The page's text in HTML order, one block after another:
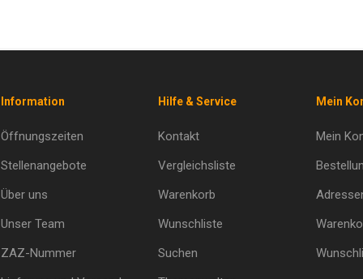
Information
Öffnungszeiten
Stellenangebote
Über uns
Unser Team
ZAZ-Nummer
Hilfe & Service
Kontakt
Vergleichsliste
Warenkorb
Wunschliste
Suchen
Mein
Mein